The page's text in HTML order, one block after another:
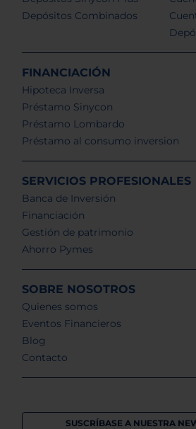
Depósitos Combinados
FINANCIACIÓN
Hipoteca Inversa
Préstamo Sinycon
Préstamo Lombardo
Préstamo al consumo inversion
SERVICIOS PROFESIONALES
Banca de Inversión
Financiación
Gestión de patrimonio
Ahorro Pymes
SOBRE NOSOTROS
Quienes somos
Eventos Financieros
Blog
Contacto
SUSCRÍBASE A NUESTRA